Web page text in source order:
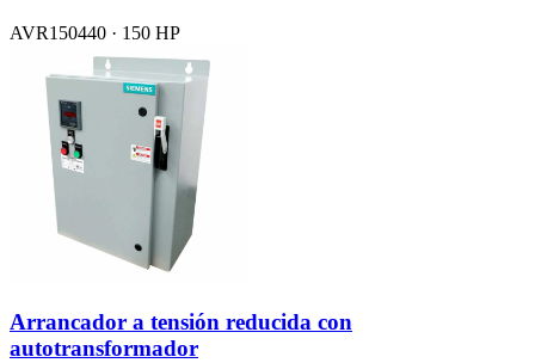
AVR150440 · 150 HP
Arrancador a tensión reducida con
autotransformador